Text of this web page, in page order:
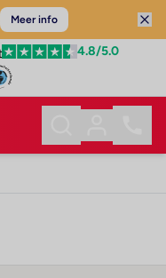
Meer info
4.8/5.0